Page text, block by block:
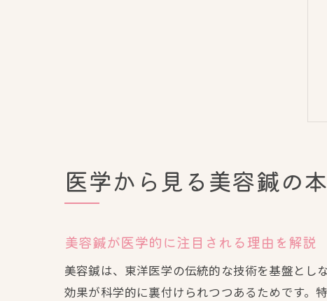
医学から見る美容鍼の
美容鍼が医学的に注目される理由を解説
美容鍼は、東洋医学の伝統的な技術を基盤とし
効果が科学的に裏付けられつつあるためです。